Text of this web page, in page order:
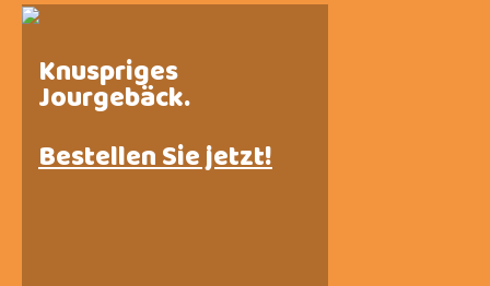
Knuspriges
Jourgebäck.
Bestellen Sie jetzt!